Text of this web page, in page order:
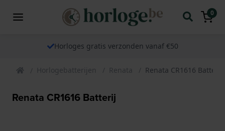
0
Horloges gratis verzonden vanaf €50
Horlogebatterijen Renata Renata CR1616 Batterij
Renata CR1616 Batterij